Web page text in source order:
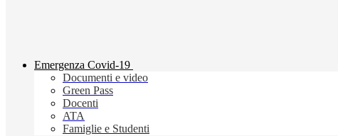
Emergenza Covid-19
Documenti e video
Green Pass
Docenti
ATA
Famiglie e Studenti